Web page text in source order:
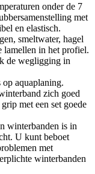
onder de 7
met
en elastisch.
smeltwater, hagel
lamellen in het profiel.
de wegligging in
aquaplaning.
zich goed
met een set goede
winterbanden is in
U kunt beboet
met
winterbanden